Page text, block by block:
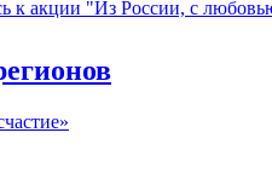
к акции "Из России, с